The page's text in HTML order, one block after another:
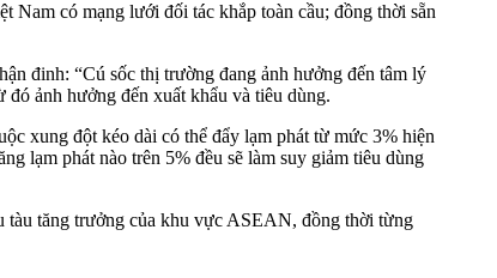
Nam có mạng lưới đối tác khắp toàn cầu; đồng thời sẵn
đinh: “Cú sốc thị trường đang ảnh hưởng đến tâm lý
ảnh hưởng đến xuất khẩu và tiêu dùng.
xung đột kéo dài có thể đẩy lạm phát từ mức 3% hiện
lạm phát nào trên 5% đều sẽ làm suy giảm tiêu dùng
tàu tăng trưởng của khu vực ASEAN, đồng thời từng